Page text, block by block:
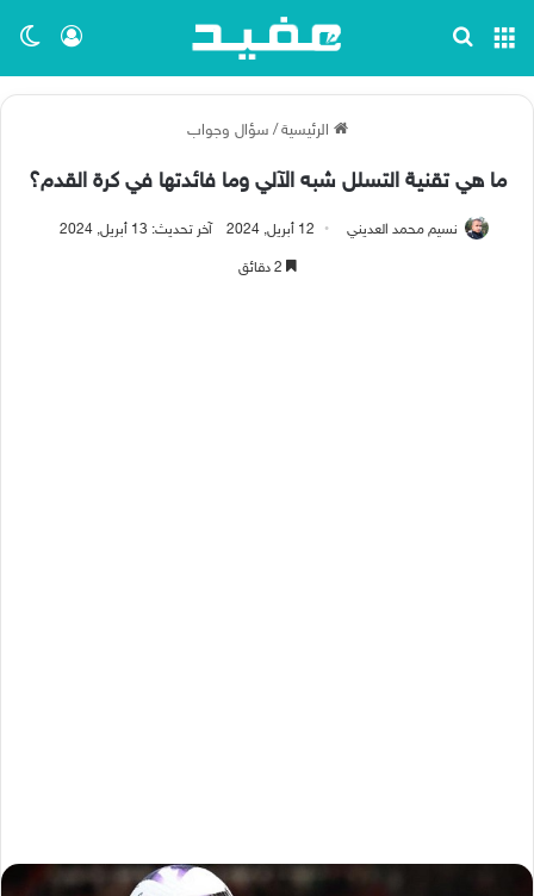
تسجيل القائمة
الرئيسية / سؤال وجواب
ما هي تقنية التسلل شبه الآلي وما فائدتها في كرة القدم؟
نسيم محمد العديني 12 أبريل, 2024 آخر تحديث: 13 أبريل, 2024